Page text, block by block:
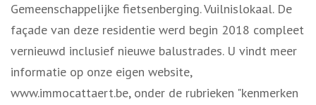
Gemeenschappelijke fietsenberging. Vuilnislokaal. De
façade van deze residentie werd begin 2018 compleet
vernieuwd inclusief nieuwe balustrades. U vindt meer
informatie op onze eigen website,
www.immocattaert.be, onder de rubrieken "kenmerken